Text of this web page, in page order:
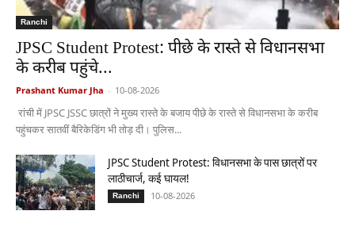
Ranchi
JPSC Student Protest: पीछे के रास्ते से विधानसभा
के करीब पहुंचे...
Prashant Kumar Jha - 10-08-2026
रांची में JPSC JSSC छात्रों ने मुख्य रास्ते के बजाय पीछे के रास्ते से विधानसभा के करीब
पहुंचकर सातवीं बैरिकेडिंग भी तोड़ दी। पुलिस...
JPSC Student Protest: विधानसभा के पास छात्रों पर
लाठीचार्ज, कई घायल!
Ranchi 10-08-2026